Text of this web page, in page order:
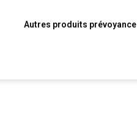
Autres produits prévoyance